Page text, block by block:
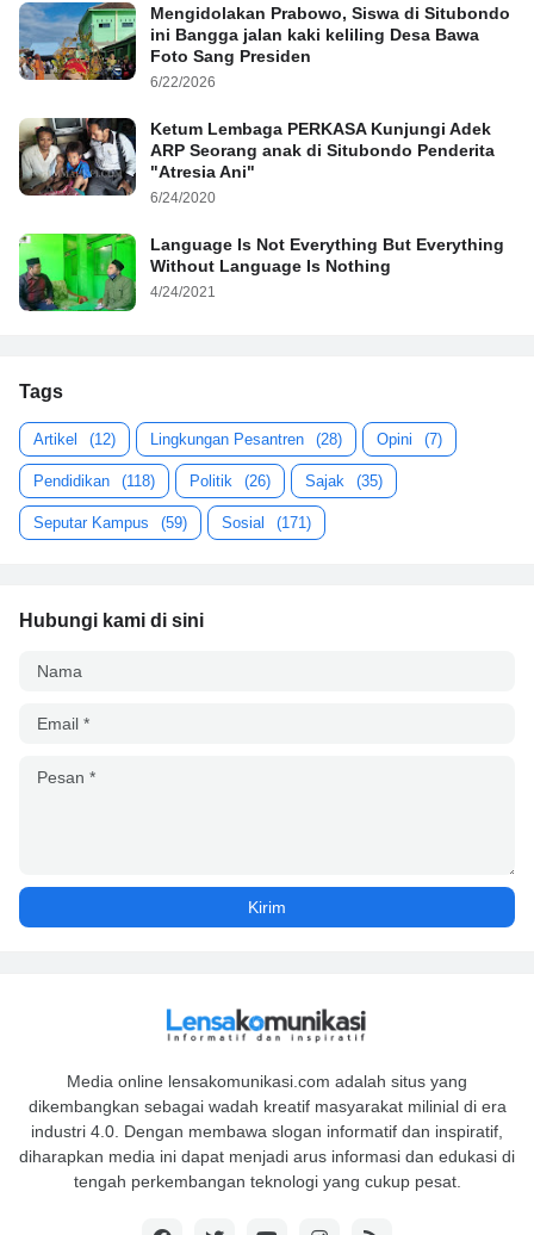
Mengidolakan Prabowo, Siswa di Situbondo
ini Bangga jalan kaki keliling Desa Bawa
Foto Sang Presiden
6/22/2026
Ketum Lembaga PERKASA Kunjungi Adek
ARP Seorang anak di Situbondo Penderita
"Atresia Ani"
6/24/2020
Language Is Not Everything But Everything
Without Language Is Nothing
4/24/2021
Tags
Artikel (12) Lingkungan Pesantren (28) Opini (7)
Pendidikan (118) Politik (26) Sajak (35)
Seputar Kampus (59) Sosial (171)
Hubungi kami di sini
Media online lensakomunikasi.com adalah situs yang
dikembangkan sebagai wadah kreatif masyarakat milinial di era
industri 4.0. Dengan membawa slogan informatif dan inspiratif,
diharapkan media ini dapat menjadi arus informasi dan edukasi di
tengah perkembangan teknologi yang cukup pesat.